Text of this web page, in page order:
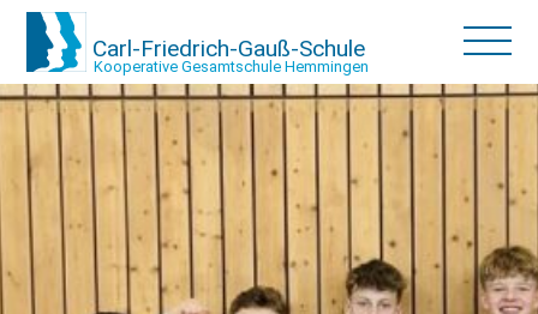
Carl-Friedrich-Gauß-Schule
Kooperative Gesamtschule Hemmingen